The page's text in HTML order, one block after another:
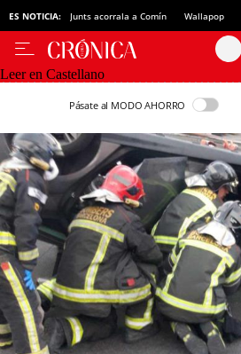
ES NOTICIA: Junts acorrala a Comín Wallapop
Leer en Castellano
Pásate al MODO AHORRO